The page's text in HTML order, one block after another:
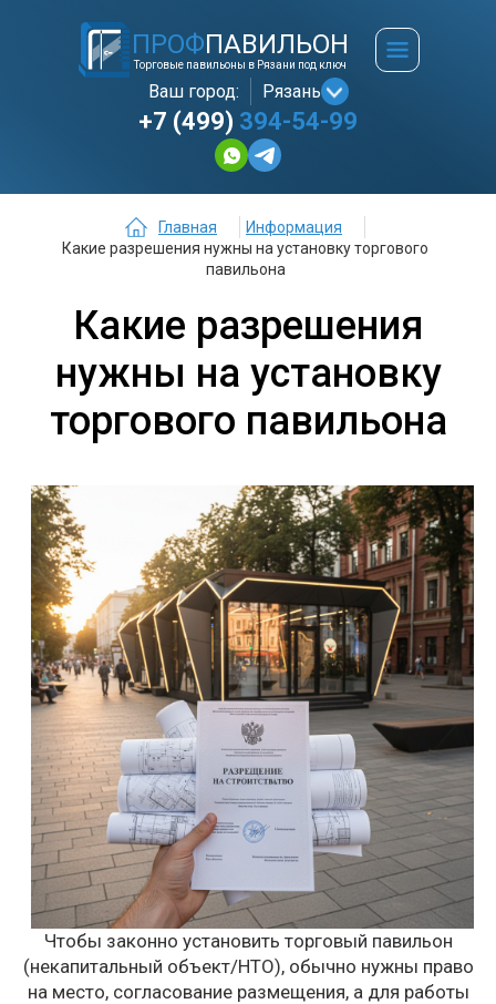
ПРОФПАВИЛЬОН
Торговые павильоны в Рязани под ключ
Ваш город: Рязань
+7 (499) 394-54-99
Главная
Информация
Какие разрешения нужны на установку торгового
павильона
Какие разрешения
нужны на установку
торгового павильона
Чтобы законно установить торговый павильон
(некапитальный объект/НТО), обычно нужны право
на место, согласование размещения, а для работы